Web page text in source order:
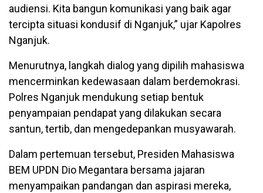
audiensi. Kita bangun komunikasi yang baik agar
tercipta situasi kondusif di Nganjuk,” ujar Kapolres
Nganjuk.
Menurutnya, langkah dialog yang dipilih mahasiswa
mencerminkan kedewasaan dalam berdemokrasi.
Polres Nganjuk mendukung setiap bentuk
penyampaian pendapat yang dilakukan secara
santun, tertib, dan mengedepankan musyawarah.
Dalam pertemuan tersebut, Presiden Mahasiswa
BEM UPDN Dio Megantara bersama jajaran
menyampaikan pandangan dan aspirasi mereka,